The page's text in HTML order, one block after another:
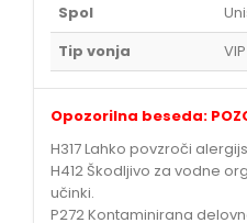
Spol
Tip vonja
Opozorilna beseda:
H317 Lahko povzroči
H412 Škodljivo za vodne
učinki.
P272 Kontaminirana